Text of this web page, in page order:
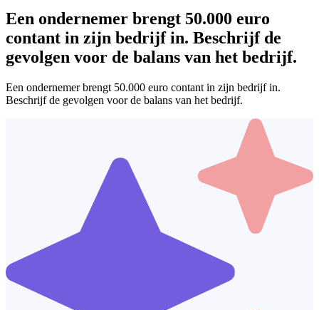
Een ondernemer brengt 50.000 euro
contant in zijn bedrijf in. Beschrijf de
gevolgen voor de balans van het bedrijf.
Een ondernemer brengt 50.000 euro contant in zijn bedrijf in.
Beschrijf de gevolgen voor de balans van het bedrijf.